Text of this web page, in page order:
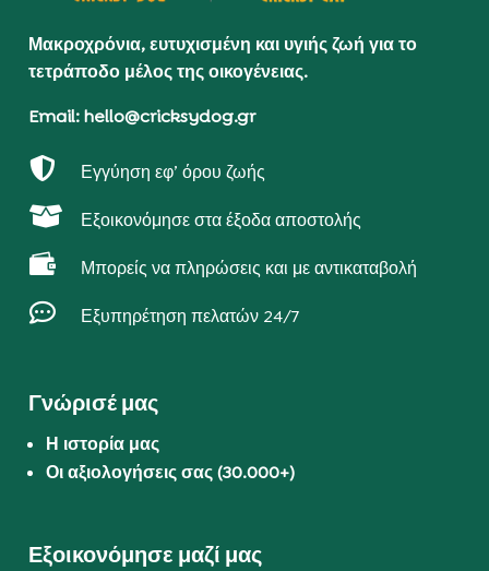
Μακροχρόνια, ευτυχισμένη και υγιής ζωή για το
τετράποδο μέλος της οικογένειας.
Email: hello@cricksydog.gr
 Εγγύηση εφ’ όρου ζωής
 Εξοικονόμησε στα έξοδα αποστολής
 Μπορείς να πληρώσεις και με αντικαταβολή
 Εξυπηρέτηση πελατών 24/7
Γνώρισέ μας
Η ιστορία μας
Οι αξιολογήσεις σας (30.000+)
Εξοικονόμησε μαζί μας